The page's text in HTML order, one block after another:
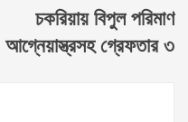
চকরিয়ায় বিপুল পরিমাণ
আগ্নেয়াস্ত্রসহ গ্রেফতার ৩